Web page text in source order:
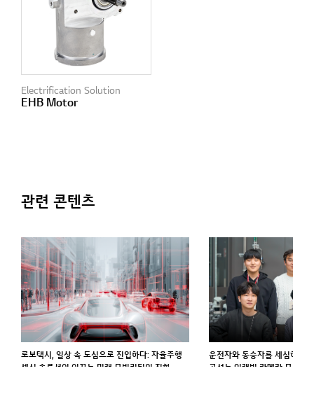
Electrification Solution
EHB Motor
관련 콘텐츠
로보택시, 일상 속 도심으로 진입하다: 자율주행
센싱 솔루션이 이끄는 미래 모빌리티의 진화
운전자와 동승자를 세심하게
고성능 인캐빈 카메라 모듈